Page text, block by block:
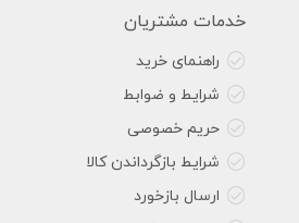
خدمات مشتریان
راهنمای خرید
شرایط و ضوابط
حریم خصوصی
شرایط بازگرداندن کالا
ارسال بازخورد